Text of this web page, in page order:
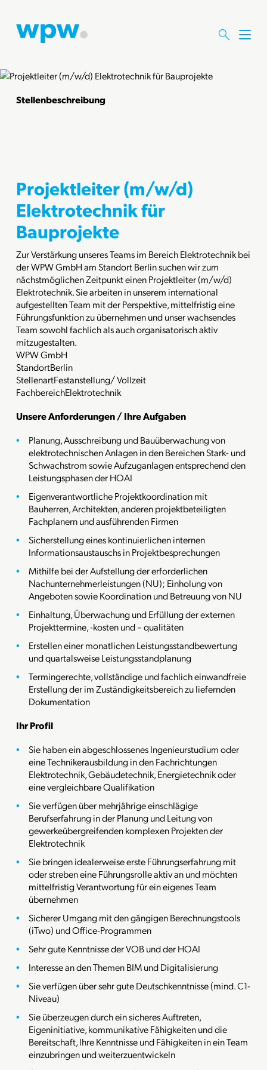
M
Stellenbeschreibung
Projektleiter (m/w/d)
Elektrotechnik für
Bauprojekte
Zur Verstärkung unseres Teams im Bereich Elektrotechnik bei
der WPW GmbH am Standort Berlin suchen wir zum
nächstmöglichen Zeitpunkt einen Projektleiter (m/w/d)
Elektrotechnik. Sie arbeiten in unserem international
aufgestellten Team mit der Perspektive, mittelfristig eine
Führungsfunktion zu übernehmen und unser wachsendes
Team sowohl fachlich als auch organisatorisch aktiv
mitzugestalten.
WPW GmbH
StandortBerlin
StellenartFestanstellung/ Vollzeit
FachbereichElektrotechnik
Unsere Anforderungen / Ihre Aufgaben
Planung, Ausschreibung und Bauüberwachung von
elektrotechnischen Anlagen in den Bereichen Stark- und
Schwachstrom sowie Aufzuganlagen entsprechend den
Leistungsphasen der HOAI
Eigenverantwortliche Projektkoordination mit
Bauherren, Architekten, anderen projektbeteiligten
Fachplanern und ausführenden Firmen
Sicherstellung eines kontinuierlichen internen
Informationsaustauschs in Projektbesprechungen
Mithilfe bei der Aufstellung der erforderlichen
Nachunternehmerleistungen (NU); Einholung von
Angeboten sowie Koordination und Betreuung von NU
Einhaltung, Überwachung und Erfüllung der externen
Projekttermine, -kosten und – qualitäten
Erstellen einer monatlichen Leistungsstandbewertung
und quartalsweise Leistungsstandplanung
Termingerechte, vollständige und fachlich einwandfreie
Erstellung der im Zuständigkeitsbereich zu liefernden
Dokumentation
Ihr Profil
Sie haben ein abgeschlossenes Ingenieurstudium oder
eine Technikerausbildung in den Fachrichtungen
Elektrotechnik, Gebäudetechnik, Energietechnik oder
eine vergleichbare Qualifikation
Sie verfügen über mehrjährige einschlägige
Berufserfahrung in der Planung und Leitung von
gewerkeübergreifenden komplexen Projekten der
Elektrotechnik
Sie bringen idealerweise erste Führungserfahrung mit
oder streben eine Führungsrolle aktiv an und möchten
mittelfristig Verantwortung für ein eigenes Team
übernehmen
Sicherer Umgang mit den gängigen Berechnungstools
(iTwo) und Office-Programmen
Sehr gute Kenntnisse der VOB und der HOAI
Interesse an den Themen BIM und Digitalisierung
Sie verfügen über sehr gute Deutschkenntnisse (mind. C1-
Niveau)
Sie überzeugen durch ein sicheres Auftreten,
Eigeninitiative, kommunikative Fähigkeiten und die
Bereitschaft, Ihre Kenntnisse und Fähigkeiten in ein Team
einzubringen und weiterzuentwickeln